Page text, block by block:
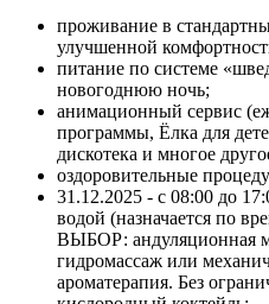
проживание в
улучшенной
питание по системе
новогоднюю ночь;
анимационный сервис
программы, Ёлка для
дискотека и многое
оздоровительные
31.12.2025 - с 08:00 до
водой (назначается по
ВЫБОР: андуляционная
гидромассаж или
ароматерапия. Без